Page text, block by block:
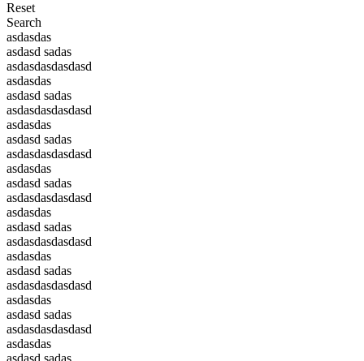
Reset
Search
asdasdas
asdasd sadas
asdasdasdasdasd
asdasdas
asdasd sadas
asdasdasdasdasd
asdasdas
asdasd sadas
asdasdasdasdasd
asdasdas
asdasd sadas
asdasdasdasdasd
asdasdas
asdasd sadas
asdasdasdasdasd
asdasdas
asdasd sadas
asdasdasdasdasd
asdasdas
asdasd sadas
asdasdasdasdasd
asdasdas
asdasd sadas